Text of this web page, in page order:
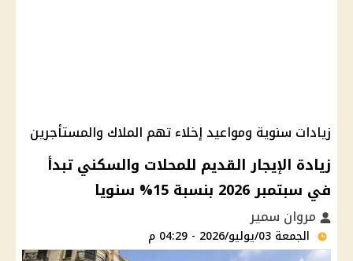
زيادات سنوية ومواعيد إخلاء تهم الملاك والمستأجرين
زيادة الإيجار القديم للمحلات والسكني تبدأ
في سبتمبر 2026 بنسبة 15% سنويا
مروان سمير
الجمعة 03/يوليو/2026 - 04:29 م